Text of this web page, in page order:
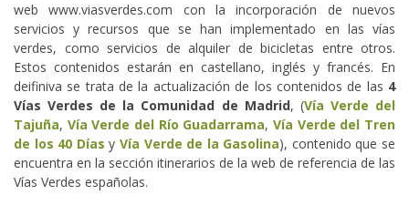
web www.viasverdes.com con la incorporación de nuevos
servicios y recursos que se han implementado en las vías
verdes, como servicios de alquiler de bicicletas entre otros.
Estos contenidos estarán en castellano, inglés y francés. En
deifiniva se trata de la actualización de los contenidos de las 4
Vías Verdes de la Comunidad de Madrid, (Vía Verde del
Tajuña, Vía Verde del Río Guadarrama,Vía Verde del Tren
de los 40 Días y Vía Verde de la Gasolina), contenido que se
encuentra en la sección itinerarios de la web de referencia de las
Vías Verdes españolas.